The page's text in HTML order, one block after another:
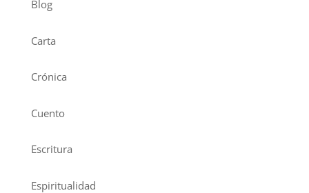
Blog
Carta
Crónica
Cuento
Escritura
Espiritualidad